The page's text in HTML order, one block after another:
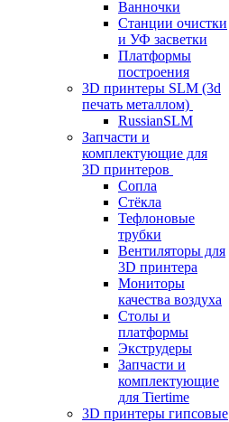
Ванночки
Станции очистки
и УФ засветки
Платформы
построения
3D принтеры SLM (3d
печать металлом)
RussianSLM
Запчасти и
комплектующие для
3D принтеров
Сопла
Cтёкла
Тефлоновые
трубки
Вентиляторы для
3D принтера
Мониторы
качества воздуха
Столы и
платформы
Экструдеры
Запчасти и
комплектующие
для Tiertime
3D принтеры гипсовые